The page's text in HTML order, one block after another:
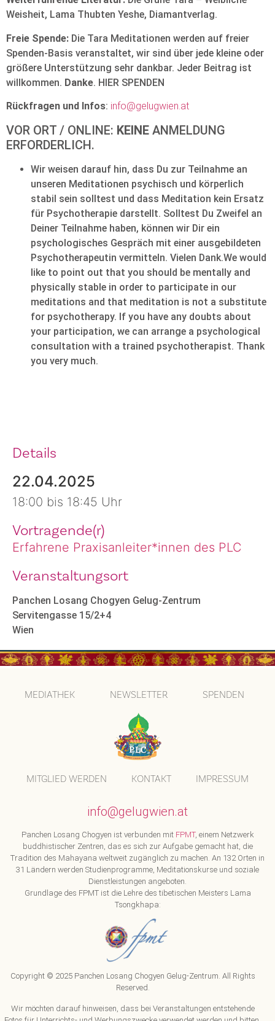
Weisheit, Lama Thubten Yeshe, Diamantverlag.
Freie Spende: Die Tara Meditationen werden auf freier
Spenden-Basis veranstaltet, wir sind über jede kleine oder
größere Unterstützung sehr dankbar. Jeder Beitrag ist
willkommen. Danke. HIER SPENDEN
Rückfragen und Infos: info@gelugwien.at
VOR ORT / ONLINE: KEINE ANMELDUNG
ERFORDERLICH.
Wir weisen darauf hin, dass Du zur Teilnahme an
unseren Meditationen psychisch und körperlich
stabil sein solltest und dass Meditation kein Ersatz
für Psychotherapie darstellt. Solltest Du Zweifel an
Deiner Teilnahme haben, können wir Dir ein
psychologisches Gespräch mit einer ausgebildeten
Psychotherapeutin vermitteln. Vielen Dank.We would
like to point out that you should be mentally and
physically stable in order to participate in our
meditations and that meditation is not a substitute
for psychotherapy. If you have any doubts about
your participation, we can arrange a psychological
consultation with a trained psychotherapist. Thank
you very much.
Details
22.04.2025
18:00 bis 18:45 Uhr
Vortragende(r)
Erfahrene Praxisanleiter*innen des PLC
Veranstaltungsort
Panchen Losang Chogyen Gelug-Zentrum
Servitengasse 15/2+4
Wien
MEDIATHEK NEWSLETTER SPENDEN
MITGLIED WERDEN KONTAKT IMPRESSUM
info@gelugwien.at
Panchen Losang Chogyen ist verbunden mit FPMT, einem Netzwerk
buddhistischer Zentren, das es sich zur Aufgabe gemacht hat, die
Tradition des Mahayana weltweit zugänglich zu machen. An 132 Orten in
31 Ländern werden Studienprogramme, Meditationskurse und soziale
Dienstleistungen angeboten.
Grundlage des FPMT ist die Lehre des tibetischen Meisters Lama
Tsongkhapa:
Copyright © 2025 Panchen Losang Chogyen Gelug-Zentrum. All Rights
Reserved.
Wir möchten darauf hinweisen, dass bei Veranstaltungen entstehende